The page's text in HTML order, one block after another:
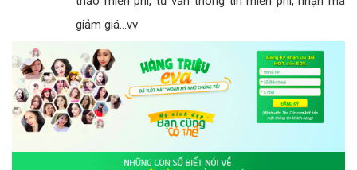
giảm giá...vv